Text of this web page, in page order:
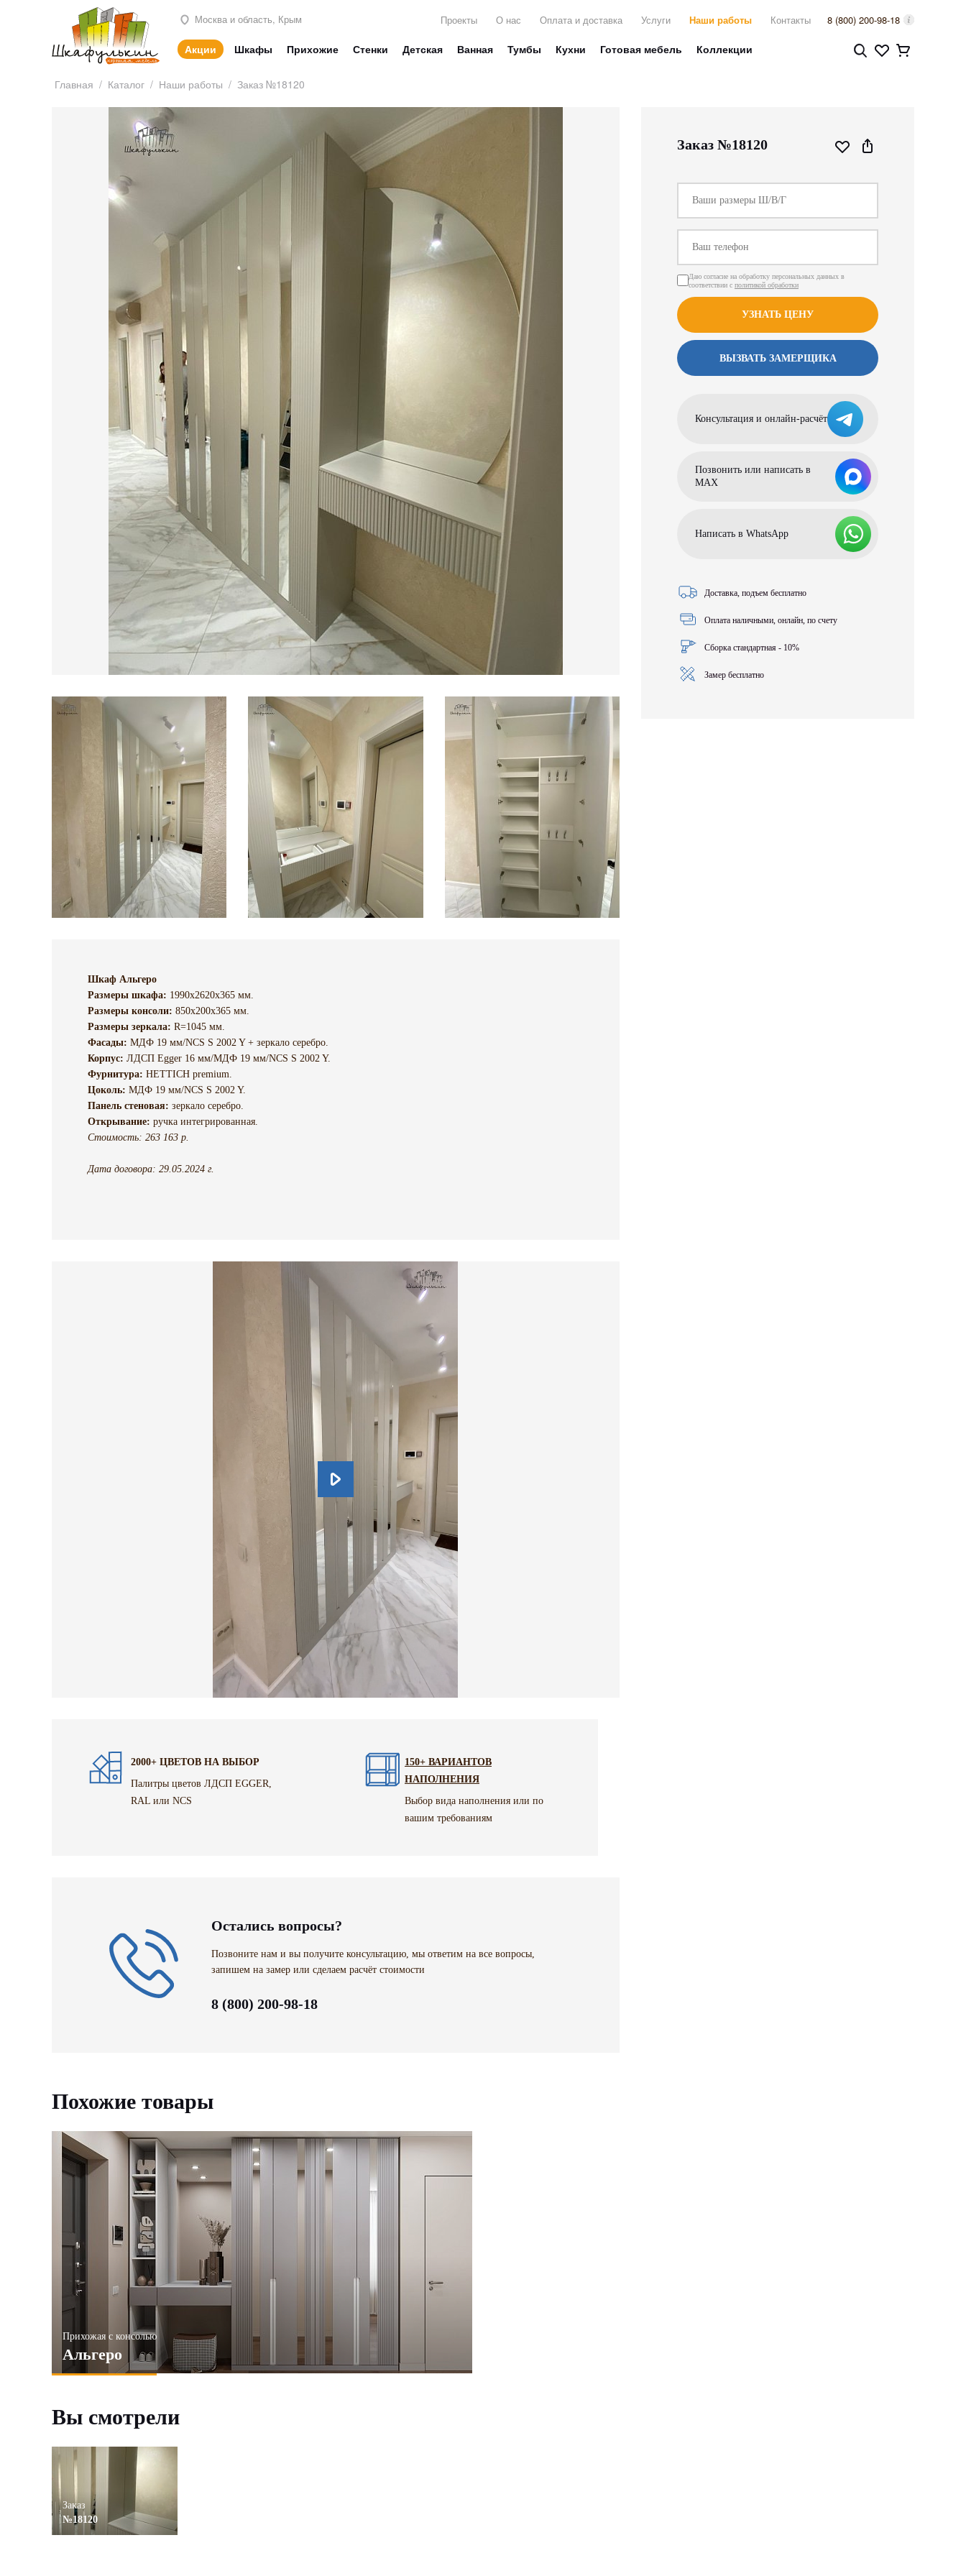
Москва и область, Крым Проекты О нас Оплата и доставка Услуги Наши работы Контакты 8 (800) 200-98-18
Акции Шкафы Прихожие Стенки Детская Ванная Тумбы Кухни Готовая мебель Коллекции
Главная / Каталог / Наши работы / Заказ №18120
Шкаф Альгеро
Размеры шкафа: 1990х2620х365 мм.
Размеры консоли: 850х200х365 мм.
Размеры зеркала: R=1045 мм.
Фасады: МДФ 19 мм/NCS S 2002 Y + зеркало серебро.
Корпус: ЛДСП Egger 16 мм/МДФ 19 мм/NCS S 2002 Y.
Фурнитура: HETTICH premium.
Цоколь: МДФ 19 мм/NCS S 2002 Y.
Панель стеновая: зеркало серебро.
Открывание: ручка интегрированная.
Стоимость: 263 163 р.
Дата договора: 29.05.2024 г.
2000+ ЦВЕТОВ НА ВЫБОР
Палитры цветов ЛДСП EGGER,
RAL или NCS
150+ ВАРИАНТОВ
НАПОЛНЕНИЯ
Выбор вида наполнения или по
вашим требованиям
Остались вопросы?
Позвоните нам и вы получите консультацию, мы ответим на все вопросы,
запишем на замер или сделаем расчёт стоимости
8 (800) 200-98-18
Заказ №18120
Даю согласие на обработку персональных данных в
соответствии с политикой обработки
УЗНАТЬ ЦЕНУ
ВЫЗВАТЬ ЗАМЕРЩИКА
Консультация и онлайн-расчёт
Позвонить или написать в
МАХ
Написать в WhatsApp
Доставка, подъем бесплатно
Оплата наличными, онлайн, по счету
Сборка стандартная - 10%
Замер бесплатно
Похожие товары
Прихожая с консолью
Альгеро
Вы смотрели
Заказ
№18120